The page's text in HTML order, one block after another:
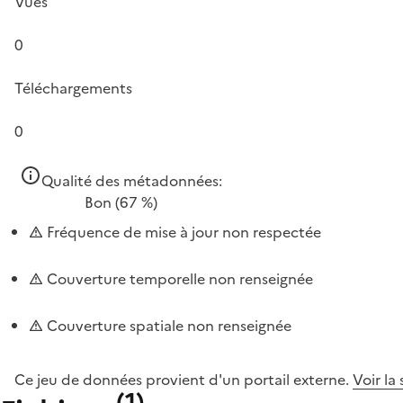
0
Téléchargements
0
Qualité des métadonnées:
Bon (67 %)
Fréquence de mise à jour non respectée
Couverture temporelle non renseignée
Couverture spatiale non renseignée
Ce jeu de données provient d'un portail externe. Voir la